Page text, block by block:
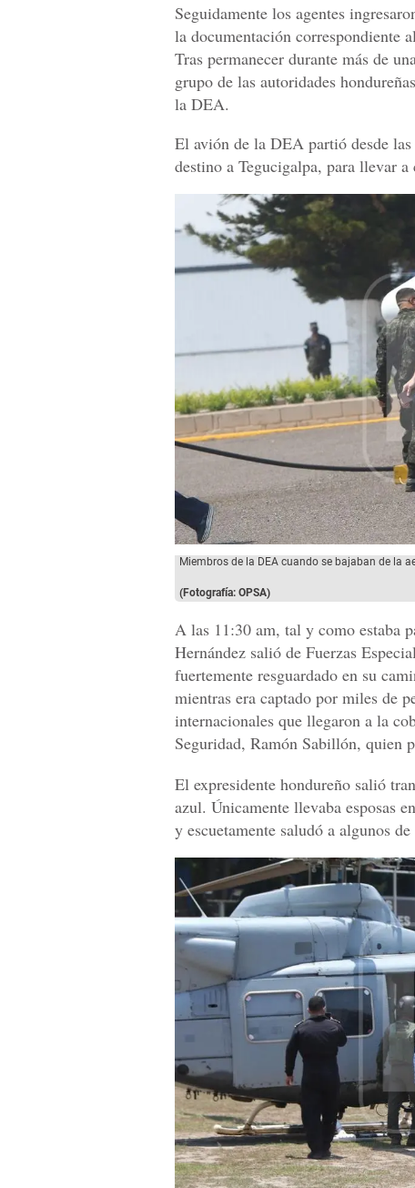
Seguidamente los agentes
la documentación correspondiente
Tras permanecer durante más de
grupo de las autoridades
la DEA.
El avión de la DEA partió desde
destino a Tegucigalpa, para llevar
Miembros de la DEA cuando se bajaban de la
(Fotografía: OPSA)
A las 11:30 am, tal y como estaba
Hernández salió de Fuerzas
fuertemente resguardado en su
mientras era captado por miles de
internacionales que llegaron a la
Seguridad, Ramón Sabillón, quien
El expresidente hondureño salió
azul. Únicamente llevaba esposas
y escuetamente saludó a algunos de